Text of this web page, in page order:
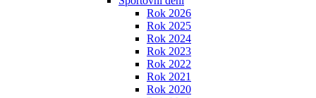
Rok 2026
Rok 2025
Rok 2024
Rok 2023
Rok 2022
Rok 2021
Rok 2020